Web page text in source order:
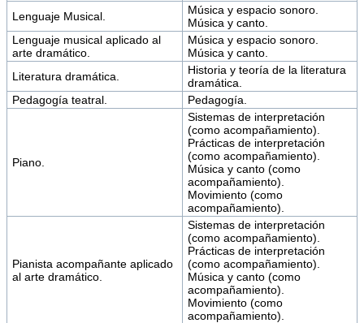
Lenguaje Musical.
Música y espacio sonoro.
Música y canto.
Lenguaje musical aplicado al
arte dramático.
Música y espacio sonoro.
Música y canto.
Literatura dramática.
Historia y teoría de la literatura
dramática.
Pedagogía teatral.
Pedagogía.
Piano.
Sistemas de interpretación
(como acompañamiento).
Prácticas de interpretación
(como acompañamiento).
Música y canto (como
acompañamiento).
Movimiento (como
acompañamiento).
Pianista acompañante aplicado
al arte dramático.
Sistemas de interpretación
(como acompañamiento).
Prácticas de interpretación
(como acompañamiento).
Música y canto (como
acompañamiento).
Movimiento (como
acompañamiento).